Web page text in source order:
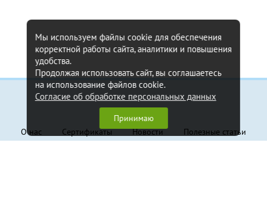
Информация
О нас Сертификаты Новости
Полезные статьи
Мы используем файлы cookie для обеспечения
корректной работы сайта, аналитики и повышения
удобства.
Продолжая использовать сайт, вы соглашаетесь
на использование файлов cookie.
Согласие об обработке персональных данных
Принимаю